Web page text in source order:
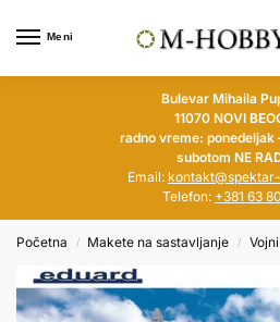
Meni
Bulevar Mihaila
11070 NOVI
radno vreme: ponedeljak
subotom NE
Email:
Telefon: +381 63
Početna / Makete na sastavljanje /